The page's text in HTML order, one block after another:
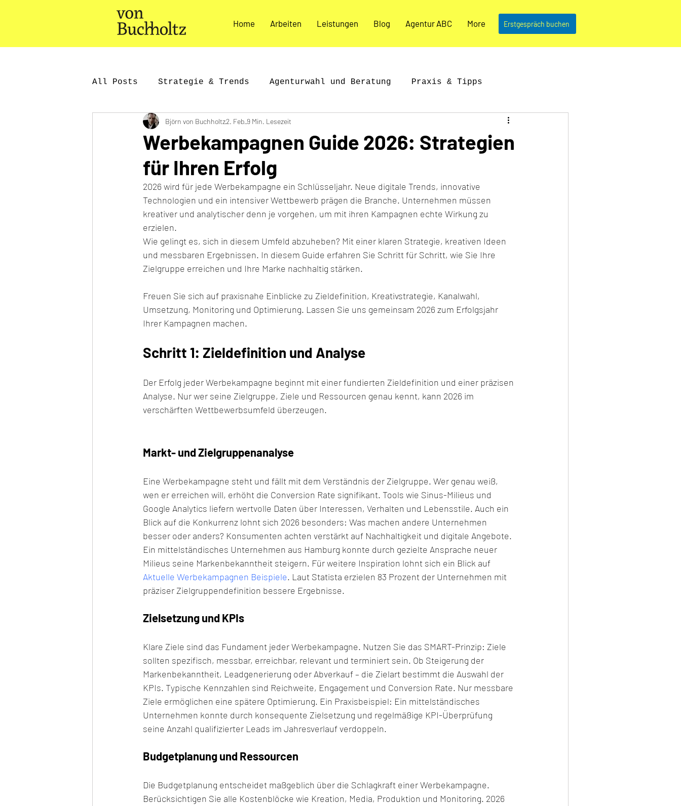
Home Arbeiten Leistungen Blog Agentur ABC More Erstgespräch buchen
All Posts Strategie & Trends Agenturwahl und Beratung Praxis & Tipps
KI & Innovation Cases & Inspiration News & Updates
Werbekampagnen Guide 2026: Strategien
für Ihren Erfolg
Björn von Buchholtz2. Feb. 9 Min. Lesezeit
2026 wird für jede Werbekampagne ein Schlüsseljahr. Neue digitale Trends, innovative
Technologien und ein intensiver Wettbewerb prägen die Branche. Unternehmen müssen
kreativer und analytischer denn je vorgehen, um mit ihren Kampagnen echte Wirkung zu
erzielen.
Wie gelingt es, sich in diesem Umfeld abzuheben? Mit einer klaren Strategie, kreativen Ideen
und messbaren Ergebnissen. In diesem Guide erfahren Sie Schritt für Schritt, wie Sie Ihre
Zielgruppe erreichen und Ihre Marke nachhaltig stärken.
Freuen Sie sich auf praxisnahe Einblicke zu Zieldefinition, Kreativstrategie, Kanalwahl,
Umsetzung, Monitoring und Optimierung. Lassen Sie uns gemeinsam 2026 zum Erfolgsjahr
Ihrer Kampagnen machen.
Schritt 1: Zieldefinition und Analyse
Der Erfolg jeder Werbekampagne beginnt mit einer fundierten Zieldefinition und einer präzisen
Analyse. Nur wer seine Zielgruppe, Ziele und Ressourcen genau kennt, kann 2026 im
verschärften Wettbewerbsumfeld überzeugen.
Markt- und Zielgruppenanalyse
Eine Werbekampagne steht und fällt mit dem Verständnis der Zielgruppe. Wer genau weiß,
wen er erreichen will, erhöht die Conversion Rate signifikant. Tools wie Sinus-Milieus und
Google Analytics liefern wertvolle Daten über Interessen, Verhalten und Lebensstile. Auch ein
Blick auf die Konkurrenz lohnt sich 2026 besonders: Was machen andere Unternehmen
besser oder anders? Konsumenten achten verstärkt auf Nachhaltigkeit und digitale Angebote.
Ein mittelständisches Unternehmen aus Hamburg konnte durch gezielte Ansprache neuer
Milieus seine Markenbekanntheit steigern. Für weitere Inspiration lohnt sich ein Blick auf
Aktuelle Werbekampagnen Beispiele. Laut Statista erzielen 83 Prozent der Unternehmen mit
präziser Zielgruppendefinition bessere Ergebnisse.
Zielsetzung und KPIs
Klare Ziele sind das Fundament jeder Werbekampagne. Nutzen Sie das SMART-Prinzip: Ziele
sollten spezifisch, messbar, erreichbar, relevant und terminiert sein. Ob Steigerung der
Markenbekanntheit, Leadgenerierung oder Abverkauf – die Zielart bestimmt die Auswahl der
KPIs. Typische Kennzahlen sind Reichweite, Engagement und Conversion Rate. Nur messbare
Ziele ermöglichen eine spätere Optimierung. Ein Praxisbeispiel: Ein mittelständisches
Unternehmen konnte durch konsequente Zielsetzung und regelmäßige KPI-Überprüfung
seine Anzahl qualifizierter Leads im Jahresverlauf verdoppeln.
Budgetplanung und Ressourcen
Die Budgetplanung entscheidet maßgeblich über die Schlagkraft einer Werbekampagne.
Berücksichtigen Sie alle Kostenblöcke wie Kreation, Media, Produktion und Monitoring. 2026